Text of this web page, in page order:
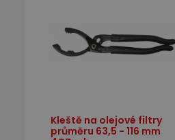
Kleště na olejové filtry
průměru 63,5 - 116 mm